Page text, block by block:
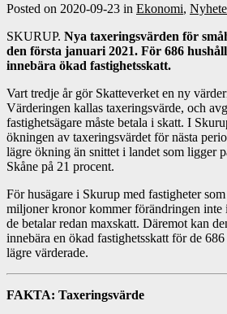
Posted on 2020-09-23 in Ekonomi,
SKURUP. Nya taxeringsvärden för
den första januari 2021. För 686
innebära ökad fastighetsskatt.
Vart tredje år gör Skatteverket en ny
Värderingen kallas taxeringsvärde, och
fastighetsägare måste betala i skatt. I
ökningen av taxeringsvärdet för nästa
lägre ökning än snittet i landet som ligger
Skåne på 21 procent.
För husägare i Skurup med fastigheter
miljoner kronor kommer förändringen inte
de betalar redan maxskatt. Däremot kan
innebära en ökad fastighetsskatt för de
lägre värderade.
FAKTA: Taxeringsvärde